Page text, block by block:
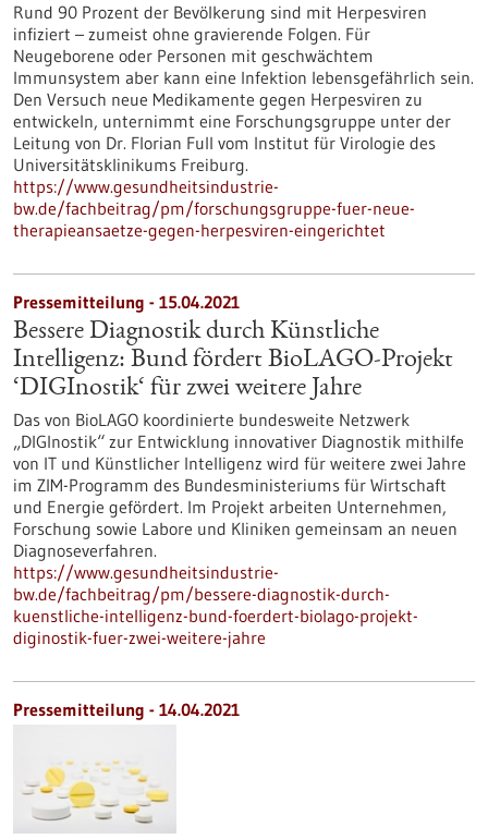
Rund 90 Prozent der Bevölkerung sind mit Herpesviren
infiziert – zumeist ohne gravierende Folgen. Für
Neugeborene oder Personen mit geschwächtem
Immunsystem aber kann eine Infektion lebensgefährlich sein.
Den Versuch neue Medikamente gegen Herpesviren zu
entwickeln, unternimmt eine Forschungsgruppe unter der
Leitung von Dr. Florian Full vom Institut für Virologie des
Universitätsklinikums Freiburg.
https://www.gesundheitsindustrie-
bw.de/fachbeitrag/pm/forschungsgruppe-fuer-neue-
therapieansaetze-gegen-herpesviren-eingerichtet
Pressemitteilung - 15.04.2021
Bessere Diagnostik durch Künstliche
Intelligenz: Bund fördert BioLAGO-Projekt
‘DIGInostik‘ für zwei weitere Jahre
Das von BioLAGO koordinierte bundesweite Netzwerk
„DIGInostik“ zur Entwicklung innovativer Diagnostik mithilfe
von IT und Künstlicher Intelligenz wird für weitere zwei Jahre
im ZIM-Programm des Bundesministeriums für Wirtschaft
und Energie gefördert. Im Projekt arbeiten Unternehmen,
Forschung sowie Labore und Kliniken gemeinsam an neuen
Diagnoseverfahren.
https://www.gesundheitsindustrie-
bw.de/fachbeitrag/pm/bessere-diagnostik-durch-
kuenstliche-intelligenz-bund-foerdert-biolago-projekt-
diginostik-fuer-zwei-weitere-jahre
Pressemitteilung - 14.04.2021